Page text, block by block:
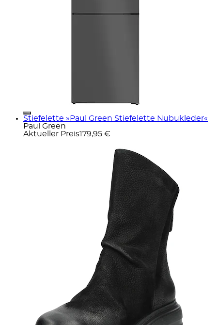
Stiefelette »Paul Green Stiefelette Nubukleder«
Paul Green
Aktueller Preis179,95 €